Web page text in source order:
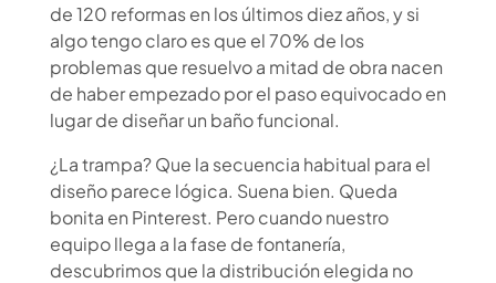
de 120 reformas en los últimos diez años, y si
algo tengo claro es que el 70% de los
problemas que resuelvo a mitad de obra nacen
de haber empezado por el paso equivocado en
lugar de diseñar un baño funcional.
¿La trampa? Que la secuencia habitual para el
diseño parece lógica. Suena bien. Queda
bonita en Pinterest. Pero cuando nuestro
equipo llega a la fase de fontanería,
descubrimos que la distribución elegida no